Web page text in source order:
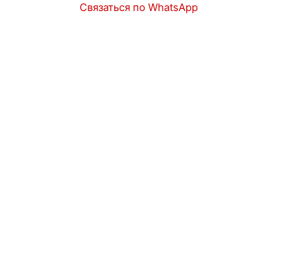
Связаться по WhatsApp